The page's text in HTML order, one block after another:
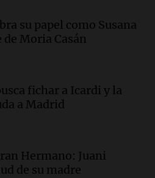
tránsito en el primer
tránsito en el primer
a nivel
tiene muchas
su papel como Susana
Moria Casán
fichar a Icardi y la
a Madrid
Hermano: Juani
de su madre